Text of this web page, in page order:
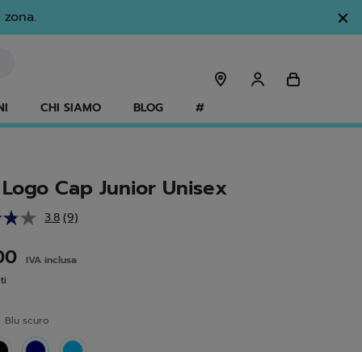
CHI SIAMO BLOG #
Cap Junior Unisex
3.8 Leggi
Stesso
(9)
IVA inclusa
Blu scuro